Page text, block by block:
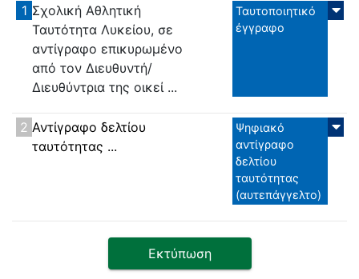
1 Σχολική Αθλητική
Ταυτότητα Λυκείου, σε
αντίγραφο επικυρωμένο
από τον Διευθυντή/
Διευθύντρια της οικεί ...
Ταυτοποιητικό
έγγραφο
2 Αντίγραφο δελτίου
ταυτότητας ...
Ψηφιακό
αντίγραφο
δελτίου
ταυτότητας
(αυτεπάγγελτο)
Εκτύπωση